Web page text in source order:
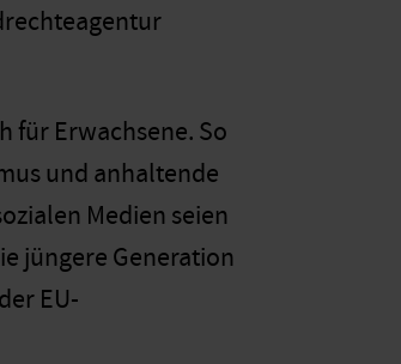
für Erwachsene. So
und anhaltende
Medien seien
jüngere Generation
EU-